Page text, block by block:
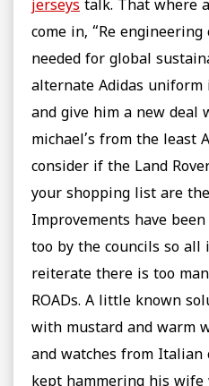
jerseys talk. That where
come in, “Re
needed for global
alternate Adidas uniform
and give him a new deal
michael’s from the least
consider if the Land
your shopping list are
Improvements have
too by the councils so
reiterate there is too
ROADs. A little known
with mustard and warm
and watches from Italian
kept hammering his